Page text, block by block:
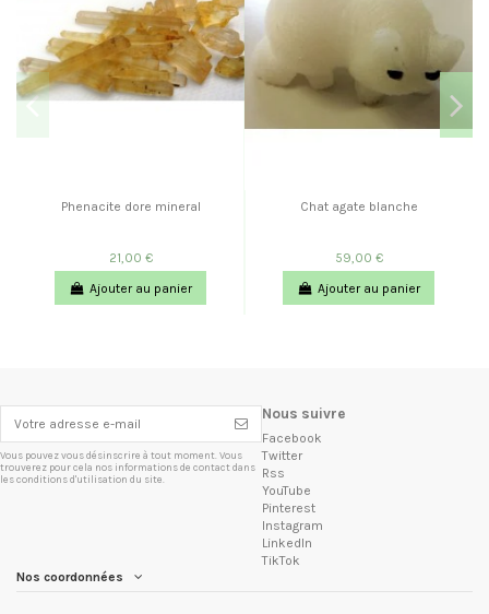
Phenacite dore mineral
21,00 €
Ajouter au panier
Chat agate blanche
59,00 €
Ajouter au panier
Vous pouvez vous désinscrire à tout moment. Vous
trouverez pour cela nos informations de contact dans
les conditions d'utilisation du site.
Nous suivre
Facebook
Twitter
Rss
YouTube
Pinterest
Instagram
LinkedIn
TikTok
Nos coordonnées